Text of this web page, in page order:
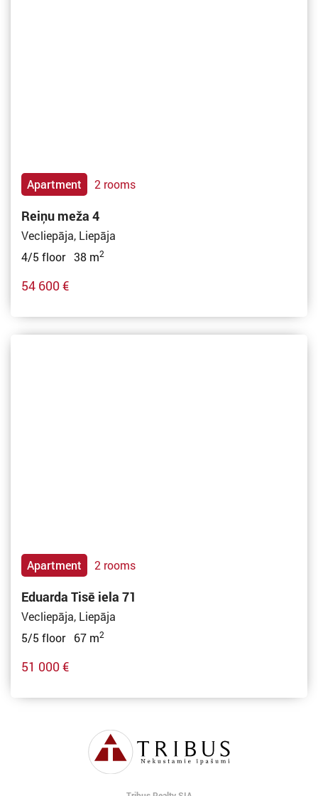
Apartment 2 rooms
Reiņu meža 4
Vecliepāja, Liepāja
4/5 floor 38 m2
54 600 €
Apartment 2 rooms
Eduarda Tisē iela 71
Vecliepāja, Liepāja
5/5 floor 67 m2
51 000 €